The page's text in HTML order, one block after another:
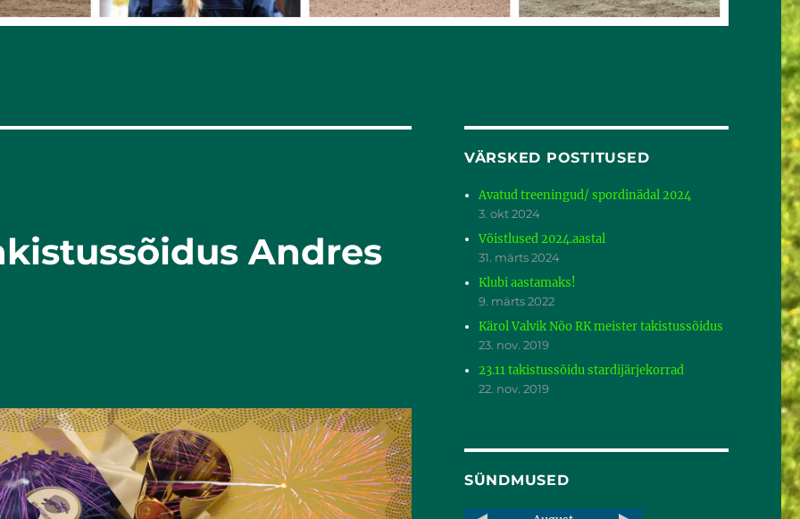
Andres
VÄRSKED POSTITUSED
Avatud treeningud/ spordinädal 2024
3. okt 2024
Võistlused 2024.aastal
31. märts 2024
Klubi aastamaks!
9. märts 2022
Kärol Valvik Nõo RK meister takistussõidus
23. nov. 2019
23.11 takistussõidu stardijärjekorrad
22. nov. 2019
SÜNDMUSED